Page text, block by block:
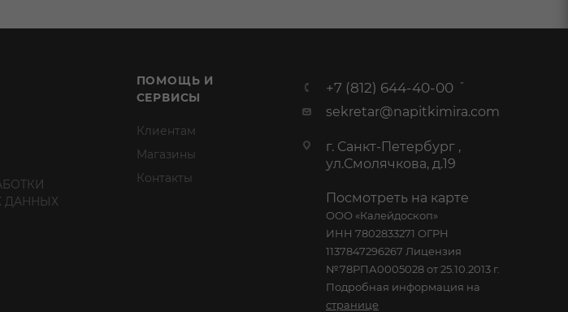
ДАННЫХ
ПОМОЩЬ И
СЕРВИСЫ
Клиентам
Магазины
Контакты
+7 (812) 644-40-00
sekretar@napitkimira.com
г. Санкт-Петербург ,
ул.Смолячкова, д.19
Посмотреть на карте
ООО «Калейдоскоп»
ИНН 7802833271 ОГРН
1137847296267 Лицензия
№78РПА0005028 от 25.10.2013 г.
Подробная информация на
странице